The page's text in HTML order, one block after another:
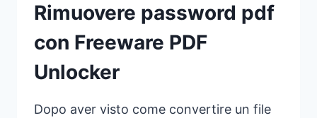
Rimuovere password pdf
con Freeware PDF
Unlocker
Dopo aver visto come convertire un file